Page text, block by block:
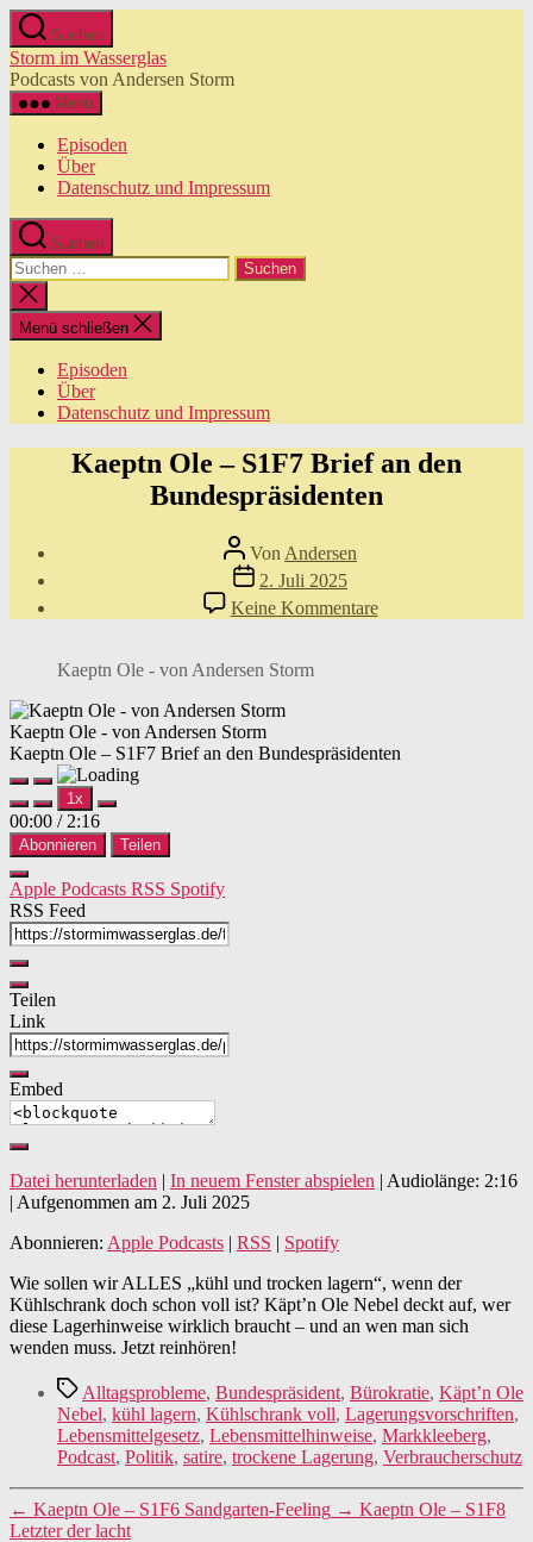
Zum
Inhalt
springen
Suchen
Storm im Wasserglas
Podcasts von Andersen Storm
Menü
Episoden
Über
Datenschutz und Impressum
Suchen
Suchen
nach:
Suche
schließen
Menü schließen
Episoden
Über
Datenschutz und Impressum
Kaeptn Ole – S1F7 Brief an den
Bundespräsidenten
Beitragsautor
Von Andersen
Veröffentlichungsdatum
2. Juli 2025
Keine Kommentarezu
Kaeptn
den
Kaeptn Ole - von Andersen Storm
Kaeptn Ole - von Andersen Storm
Kaeptn Ole – S1F7 Brief an den Bundespräsidenten
Play
Episode
Pause
Episode
1x
00:00 / 2:16
Abonnieren Teilen
Apple Podcasts RSS Spotify
RSS Feed
Teilen
Link
Embed
Datei herunterladen | In neuem Fenster abspielen | Audiolänge: 2:16
| Aufgenommen am 2. Juli 2025
Abonnieren: Apple Podcasts | RSS | Spotify
Wie sollen wir ALLES „kühl und trocken lagern“, wenn der
Kühlschrank doch schon voll ist? Käpt’n Ole Nebel deckt auf, wer
diese Lagerhinweise wirklich braucht – und an wen man sich
wenden muss. Jetzt reinhören!
Schlagwörter
Alltagsprobleme, Bundespräsident, Bürokratie, Käpt’n Ole
Nebel, kühl lagern, Kühlschrank voll, Lagerungsvorschriften,
Lebensmittelgesetz, Lebensmittelhinweise, Markkleeberg,
Podcast, Politik, satire, trockene Lagerung, Verbraucherschutz
← Kaeptn Ole – S1F6 Sandgarten-Feeling → Kaeptn Ole – S1F8
Letzter der lacht